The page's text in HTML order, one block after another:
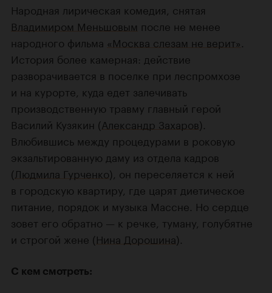
Народная лирическая комедия, снятая
Владимиром Меньшовым после не менее
народного фильма «Москва слезам не верит»
История более камерная: действие
разворачивается в поселке при леспромхозе
и на курорте, куда едет залечивать
производственную травму главный герой
Василий Кузякин (Александр Захаров).
Влюбившись между процедурами в роковую
экзальтированную даму из отдела кадров
(Людмила Гурченко), он переселяется к ней
в городскую квартиру, где царят диетическое
питание, порядок и музыка Массне. Но сердце
зовет его обратно — к речке, туману, голубятне
и строгой жене (Нина Дорошина).
С кем смотреть: